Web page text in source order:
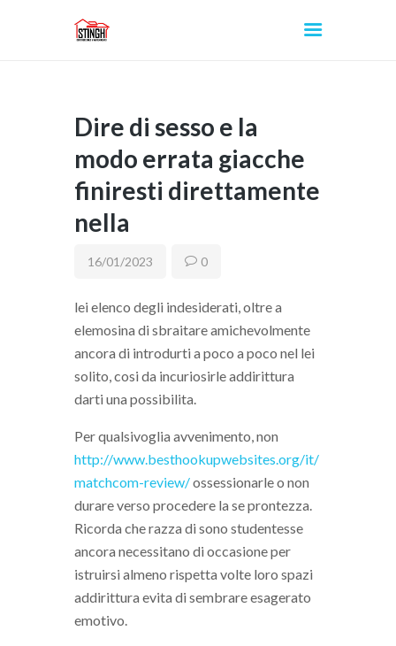
INICIO
Dire di sesso e la
modo errata giacche
finiresti direttamente
nella
16/01/2023 0
lei elenco degli indesiderati, oltre a
elemosina di sbraitare amichevolmente
ancora di introdurti a poco a poco nel lei
solito, cosi da incuriosirle addirittura
darti una possibilita.
Per qualsivoglia avvenimento, non
http://www.besthookupwebsites.org/it/
matchcom-review/ossessionarle o non
durare verso procedere la se prontezza.
Ricorda che razza di sono studentesse
ancora necessitano di occasione per
istruirsi almeno rispetta volte loro spazi
addirittura evita di sembrare esagerato
emotivo.